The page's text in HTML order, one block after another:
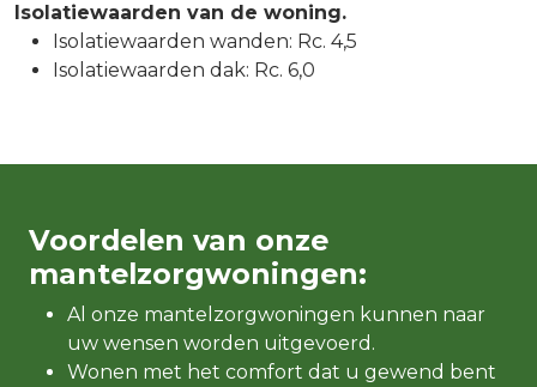
Isolatiewaarden van de woning.
Isolatiewaarden wanden: Rc. 4,5
Isolatiewaarden dak: Rc. 6,0
Voordelen van onze
mantelzorgwoningen:
Al onze mantelzorgwoningen kunnen naar
uw wensen worden uitgevoerd.
Wonen met het comfort dat u gewend bent